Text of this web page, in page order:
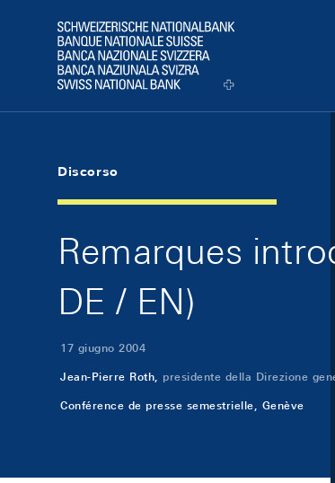
Logo
Discorso
Remarques
DE / EN)
17 giugno 2004
Jean-Pierre Roth, presidente della Direzione
Conférence de presse semestrielle, Genève